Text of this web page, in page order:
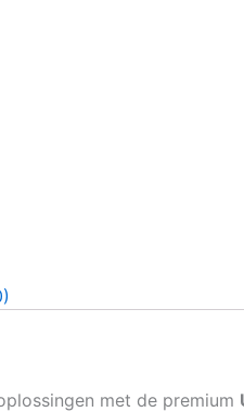
met de premium